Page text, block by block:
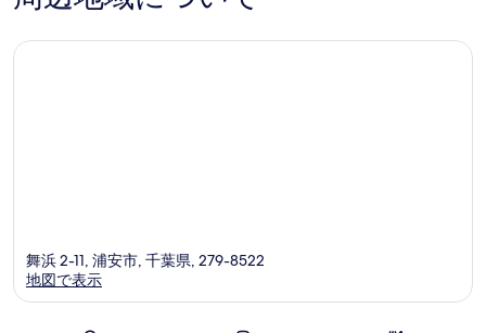
口
ミ
コ
舞浜 2-11, 浦安市, 千葉県, 279-8522
地図で表示